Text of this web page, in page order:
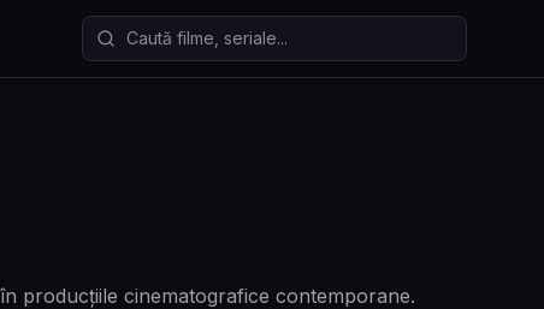
Caută filme și seriale
producțiile cinematografice contemporane.